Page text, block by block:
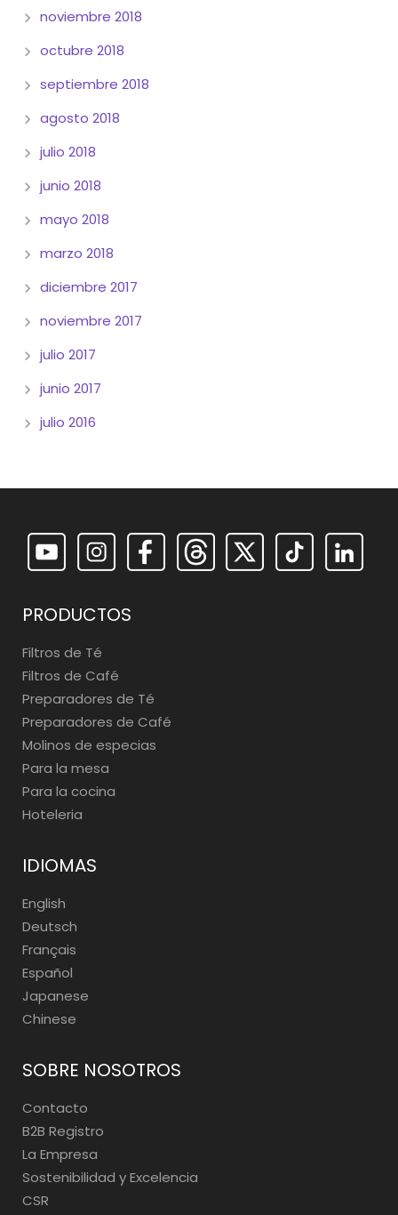
noviembre 2018
octubre 2018
septiembre 2018
agosto 2018
julio 2018
junio 2018
mayo 2018
marzo 2018
diciembre 2017
noviembre 2017
julio 2017
junio 2017
julio 2016
PRODUCTOS
Filtros de Té
Filtros de Café
Preparadores de Té
Preparadores de Café
Molinos de especias
Para la mesa
Para la cocina
Hoteleria
IDIOMAS
English
Deutsch
Français
Español
Japanese
Chinese
SOBRE NOSOTROS
Contacto
B2B Registro
La Empresa
Sostenibilidad y Excelencia
CSR